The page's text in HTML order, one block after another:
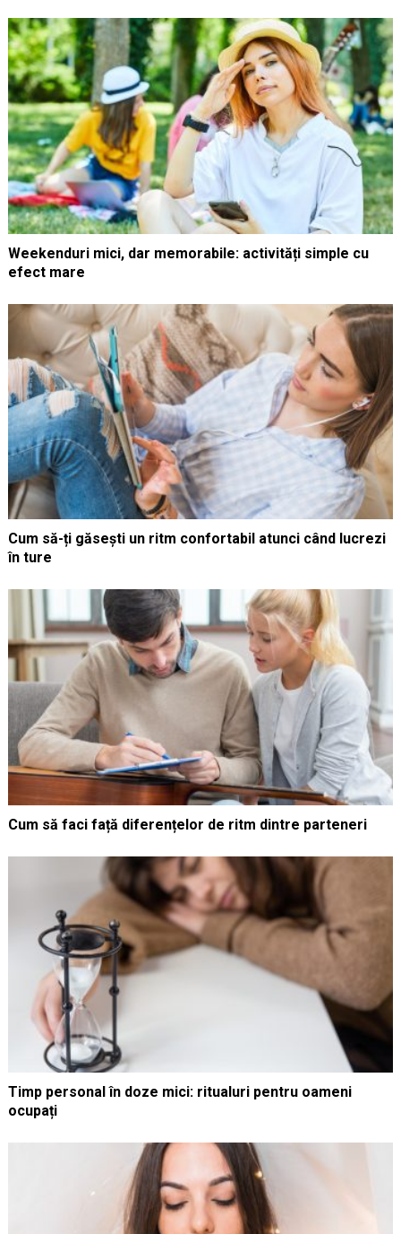
Weekenduri mici, dar memorabile: activități simple cu
efect mare
Cum să-ți găsești un ritm confortabil atunci când lucrezi
în ture
Cum să faci față diferențelor de ritm dintre parteneri
Timp personal în doze mici: ritualuri pentru oameni
ocupați